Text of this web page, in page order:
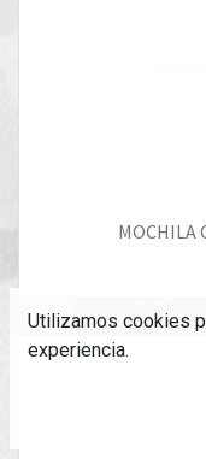
MOCHILA
Utilizamos cookies
experiencia.